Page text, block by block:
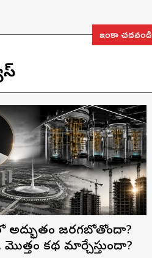
ఇంకా చదవండి
జరగబోతోందా?
మొత్తం కథ మార్చేస్తుందా?